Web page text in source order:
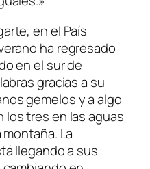
en el País
ha regresado
en el sur de
gracias a su
gemelos y a algo
tres en las aguas
La
llegando a sus